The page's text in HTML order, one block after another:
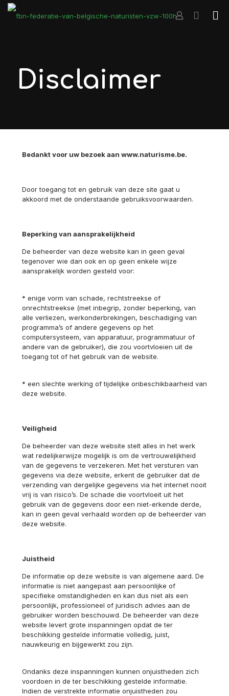
Disclaimer
Bedankt voor uw bezoek aan www.naturisme.be.
Door toegang tot en gebruik van deze site gaat u
akkoord met de onderstaande gebruiksvoorwaarden.
Beperking van aansprakelijkheid
De beheerder van deze website kan in geen geval
tegenover wie dan ook en op geen enkele wijze
aansprakelijk worden gesteld voor:
* enige vorm van schade, rechtstreekse of
onrechtstreekse (met inbegrip, zonder beperking, van
alle verliezen, werkonderbrekingen, beschadiging van
programma’s of andere gegevens op het
computersysteem, van apparatuur, programmatuur of
andere van de gebruiker), die zou voortvloeien uit de
toegang tot of het gebruik van de website.
* een slechte werking of tijdelijke onbeschikbaarheid van
deze website.
Veiligheid
De beheerder van deze website stelt alles in het werk
wat redelijkerwijze mogelijk is om de vertrouwelijkheid
van de gegevens te verzekeren. Met het versturen van
gegevens via deze website, erkent de gebruiker dat de
verzending van dergelijke gegevens via het internet nooit
vrij is van risico’s. De schade die voortvloeit uit het
gebruik van de gegevens door een niet-erkende derde,
kan in geen geval verhaald worden op de beheerder van
deze website.
Juistheid
De informatie op deze website is van algemene aard. De
informatie is niet aangepast aan persoonlijke of
specifieke omstandigheden en kan dus niet als een
persoonlijk, professioneel of juridisch advies aan de
gebruiker worden beschouwd. De beheerder van deze
website levert grote inspanningen opdat de ter
beschikking gestelde informatie volledig, juist,
nauwkeurig en bijgewerkt zou zijn.
Ondanks deze inspanningen kunnen onjuistheden zich
voordoen in de ter beschikking gestelde informatie.
Indien de verstrekte informatie onjuistheden zou